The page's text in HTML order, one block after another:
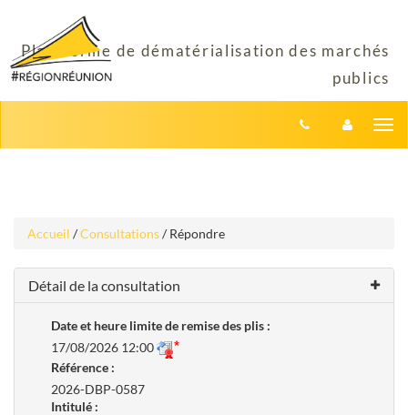
contenu
Accueil /Consultations/ Répondre
Détail de la consultation
Date et heure limite de remise des plis :
17/08/2026 12:00
Référence :
2026-DBP-0587
Intitulé :